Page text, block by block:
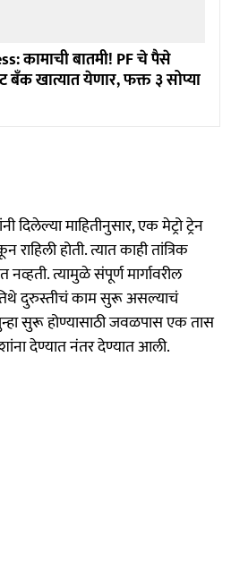
कामाची बातमी! PF चे पैसे
खात्यात येणार, फक्त ३ सोप्या
दिलेल्या माहितीनुसार, एक मेट्रो ट्रेन
होती. त्यात काही तांत्रिक
त्यामुळे संपूर्ण मार्गावरील
दुरुस्तीचं काम सुरू असल्याचं
सुरू होण्यासाठी जवळपास एक तास
देण्यात नंतर देण्यात आली.